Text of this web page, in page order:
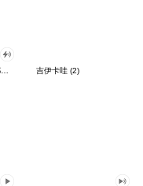
吉伊卡哇 (2)